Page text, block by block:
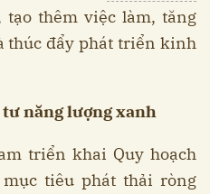
tạo thêm việc làm, tăng
thúc đẩy phát triển kinh
năng lượng xanh
triển khai Quy hoạch
tiêu phát thải ròng